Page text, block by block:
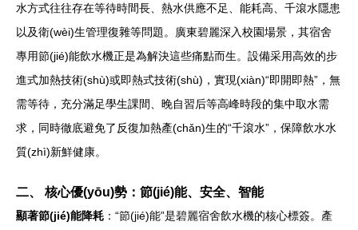
水方式往往存在等待時間長、熱水供應不足、能耗高、千滾水隱患
以及衛(wèi)生管理復雜等問題。廣東碧麗深入校園場景，其宿舍
專用節(jié)能飲水機正是為解決這些痛點而生。設備采用高效的步
進式加熱技術(shù)或即熱式技術(shù)，實現(xiàn)“即開即熱”，無
需等待，充分滿足學生課間、晚自習后等高峰時段的集中取水需
求，同時徹底避免了反復加熱產(chǎn)生的“千滾水”，保障飲水水
質(zhì)新鮮健康。
二、 核心優(yōu)勢：節(jié)能、安全、智能
顯著節(jié)能降耗 ：“節(jié)能”是碧麗宿舍飲水機的核心標簽。產